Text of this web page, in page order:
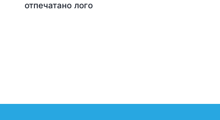
отпечатано лого